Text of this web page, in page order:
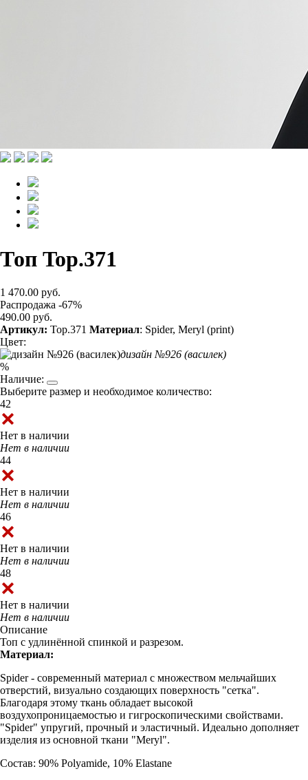
Топ Top.371
1 470.00 руб.
Распродажа -67%
490.00 руб.
Артикул: Top.371 Материал: Spider, Meryl (print)
Цвет:
дизайн №926 (василек)
%
Наличие:
Выберите размер и необходимое количество:
42
Нет в наличии
Нет в наличии
44
Нет в наличии
Нет в наличии
46
Нет в наличии
Нет в наличии
48
Нет в наличии
Нет в наличии
Описание
Топ с удлинённой спинкой и разрезом.
Материал:
Spider - современный материал с множеством мельчайших
отверстий, визуально создающих поверхность "сетка".
Благодаря этому ткань обладает высокой
воздухопроницаемостью и гигроскопическими свойствами.
"Spider" упругий, прочный и эластичный. Идеально дополняет
изделия из основной ткани "Meryl".
Состав: 90% Polyamide, 10% Elastane